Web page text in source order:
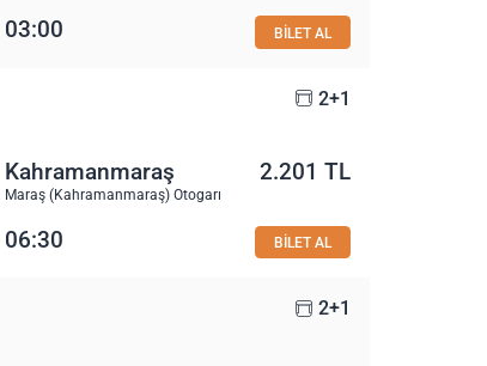
03:00 BİLET AL
2+1
Kahramanmaraş
Maraş (Kahramanmaraş) Otogarı
2.201 TL
06:30 BİLET AL
2+1